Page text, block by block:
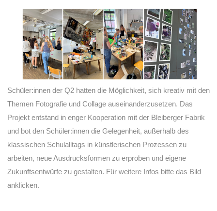
Schüler:innen der Q2 hatten die Möglichkeit, sich kreativ mit den
Themen Fotografie und Collage auseinanderzusetzen. Das
Projekt entstand in enger Kooperation mit der Bleiberger Fabrik
und bot den Schüler:innen die Gelegenheit, außerhalb des
klassischen Schulalltags in künstlerischen Prozessen zu
arbeiten, neue Ausdrucksformen zu erproben und eigene
Zukunftsentwürfe zu gestalten. Für weitere Infos bitte das Bild
anklicken.